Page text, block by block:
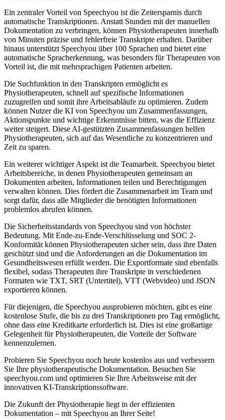
Ein zentraler Vorteil von Speechyou ist die Zeitersparnis durch
automatische Transkriptionen. Anstatt Stunden mit der manuellen
Dokumentation zu verbringen, können Physiotherapeuten innerhalb
von Minuten präzise und fehlerfreie Transkripte erhalten. Darüber
hinaus unterstützt Speechyou über 100 Sprachen und bietet eine
automatische Spracherkennung, was besonders für Therapeuten von
Vorteil ist, die mit mehrsprachigen Patienten arbeiten.
Die Suchfunktion in den Transkripten ermöglicht es
Physiotherapeuten, schnell auf spezifische Informationen
zuzugreifen und somit ihre Arbeitsabläufe zu optimieren. Zudem
können Nutzer die KI von Speechyou um Zusammenfassungen,
Aktionspunkte und wichtige Erkenntnisse bitten, was die Effizienz
weiter steigert. Diese AI-gestützten Zusammenfassungen helfen
Physiotherapeuten, sich auf das Wesentliche zu konzentrieren und
Zeit zu sparen.
Ein weiterer wichtiger Aspekt ist die Teamarbeit. Speechyou bietet
Arbeitsbereiche, in denen Physiotherapeuten gemeinsam an
Dokumenten arbeiten, Informationen teilen und Berechtigungen
verwalten können. Dies fördert die Zusammenarbeit im Team und
sorgt dafür, dass alle Mitglieder die benötigten Informationen
problemlos abrufen können.
Die Sicherheitsstandards von Speechyou sind von höchster
Bedeutung. Mit Ende-zu-Ende-Verschlüsselung und SOC 2-
Konformität können Physiotherapeuten sicher sein, dass ihre Daten
geschützt sind und die Anforderungen an die Dokumentation im
Gesundheitswesen erfüllt werden. Die Exportformate sind ebenfalls
flexibel, sodass Therapeuten ihre Transkripte in verschiedenen
Formaten wie TXT, SRT (Untertitel), VTT (Webvideo) und JSON
exportieren können.
Für diejenigen, die Speechyou ausprobieren möchten, gibt es eine
kostenlose Stufe, die bis zu drei Transkriptionen pro Tag ermöglicht,
ohne dass eine Kreditkarte erforderlich ist. Dies ist eine großartige
Gelegenheit für Physiotherapeuten, die Vorteile der Software
kennenzulernen.
Probieren Sie Speechyou noch heute kostenlos aus und verbessern
Sie Ihre physiotherapeutische Dokumentation. Besuchen Sie
speechyou.com und optimieren Sie Ihre Arbeitsweise mit der
innovativen KI-Transkriptionssoftware.
Die Zukunft der Physiotherapie liegt in der effizienten
Dokumentation – mit Speechyou an Ihrer Seite!